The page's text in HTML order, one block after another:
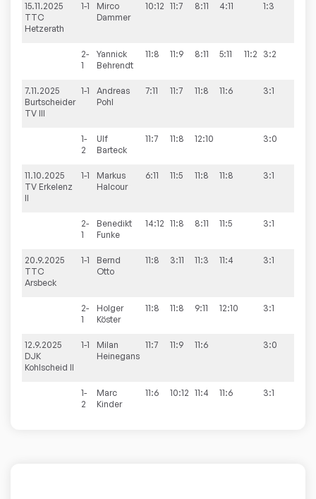
15.11.2025
TTC
Hetzerath
1-1
Mirco
Dammer
10:12 11:7 8:11 4:11 1:3
2-
1
Yannick
Behrendt
11:8 11:9 8:11 5:11 11:2 3:2
7.11.2025
Burtscheider
TV III
1-1
Andreas
Pohl
7:11 11:7 11:8 11:6 3:1
1-
2
Ulf
Barteck
11:7 11:8 12:10 3:0
11.10.2025
TV Erkelenz
II
1-1
Markus
Halcour
6:11 11:5 11:8 11:8 3:1
2-
1
Benedikt
Funke
14:12 11:8 8:11 11:5 3:1
20.9.2025
TTC
Arsbeck
1-1
Bernd
Otto
11:8 3:11 11:3 11:4 3:1
2-
1
Holger
Köster
11:8 11:8 9:11 12:10 3:1
12.9.2025
DJK
Kohlscheid II
1-1
Milan
Heinegans
11:7 11:9 11:6 3:0
1-
2
Marc
Kinder
11:6 10:12 11:4 11:6 3:1